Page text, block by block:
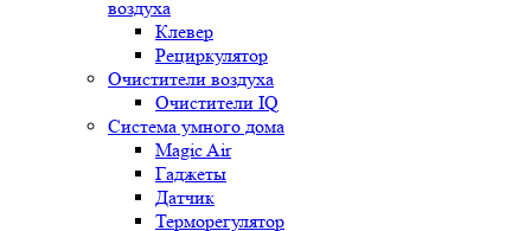
воздуха
Клевер
Рециркулятор
Очистители воздуха
Очистители IQ
Система умного дома
Magic Air
Гаджеты
Датчик
Терморегулятор